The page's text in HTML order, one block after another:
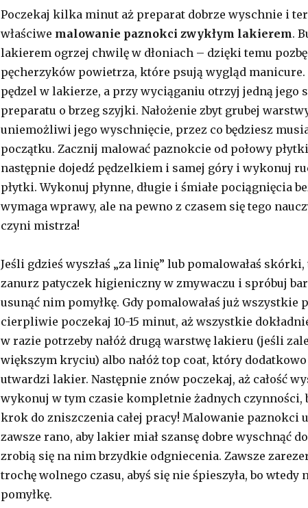
Poczekaj kilka minut aż preparat dobrze wyschnie i
właściwe malowanie paznokci zwykłym lakierem.
lakierem ogrzej chwilę w dłoniach – dzięki temu
pęcherzyków powietrza, które psują wygląd manicure.
pędzel w lakierze, a przy wyciąganiu otrzyj jedną jego
preparatu o brzeg szyjki. Nałożenie zbyt grubej
uniemożliwi jego wyschnięcie, przez co będziesz
początku. Zacznij malować paznokcie od połowy
następnie dojedź pędzelkiem i samej góry i wykonuj
płytki. Wykonuj płynne, długie i śmiałe pociągnięcia
wymaga wprawy, ale na pewno z czasem się tego
czyni mistrza!
Jeśli gdzieś wyszłaś „za linię” lub pomalowałaś
zanurz patyczek higieniczny w zmywaczu i spróbuj
usunąć nim pomyłkę. Gdy pomalowałaś już wszystkie
cierpliwie poczekaj 10-15 minut, aż wszystkie
w razie potrzeby nałóż drugą warstwę lakieru (jeśli
większym kryciu) albo nałóż top coat, który
utwardzi lakier. Następnie znów poczekaj, aż całość
wykonuj w tym czasie kompletnie żadnych czynności,
krok do zniszczenia całej pracy! Malowanie paznokci
zawsze rano, aby lakier miał szansę dobre wyschnąć
zrobią się na nim brzydkie odgniecenia. Zawsze
trochę wolnego czasu, abyś się nie śpieszyła, bo wtedy
pomyłkę.